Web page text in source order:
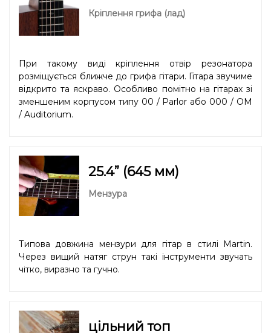
Кріплення грифа (лад)
При такому виді кріплення отвір резонатора
розміщується ближче до грифа гітари. Гітара звучиме
відкрито та яскраво. Особливо помітно на гітарах зі
зменшеним корпусом типу 00 / Parlor або 000 / OM
/ Auditorium.
25.4” (645 мм)
Мензура
Типова довжина мензури для гітар в стилі Martin.
Через вищий натяг струн такі інструменти звучать
чітко, виразно та гучно.
цільний топ